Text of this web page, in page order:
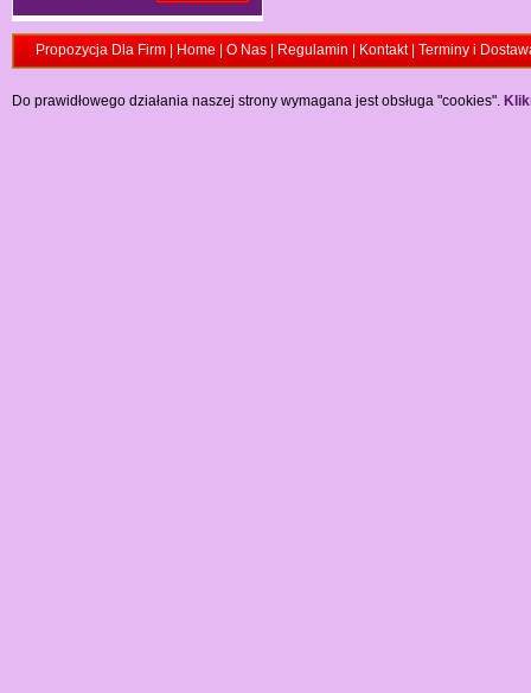
Propozycja Dla Firm Home O Nas Regulamin Kontakt| Terminy i
Do prawidłowego działania naszej strony wymagana jest obsługa "cookies".